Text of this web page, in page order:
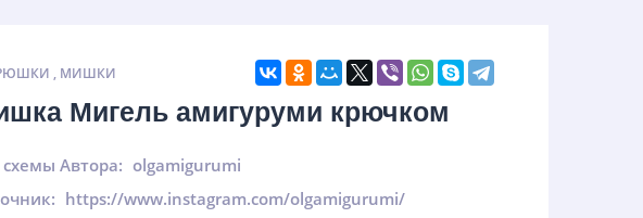
, МИШКИ
Мигель амигуруми крючком
схемы Автора: olgamigurumi
https://www.instagram.com/olgamigurumi/